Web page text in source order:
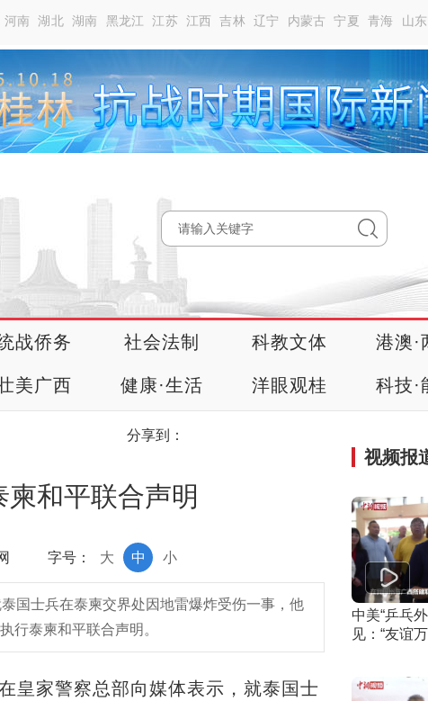
河南 湖北 湖南 黑龙江 江苏 江西 吉林 辽宁 内蒙古 宁夏 青海 山东
战侨务 社会法制 科教文体 港澳·
美广西 健康·生活 洋眼观桂 科技·
分享到：
和平联合声明
字号： 小
中
大
国士兵在泰柬交界处因地雷爆炸受伤一事，他
行泰柬和平联合声明。
家警察总部向媒体表示，就泰国士
视频报
中美“乒乓
见：“友谊